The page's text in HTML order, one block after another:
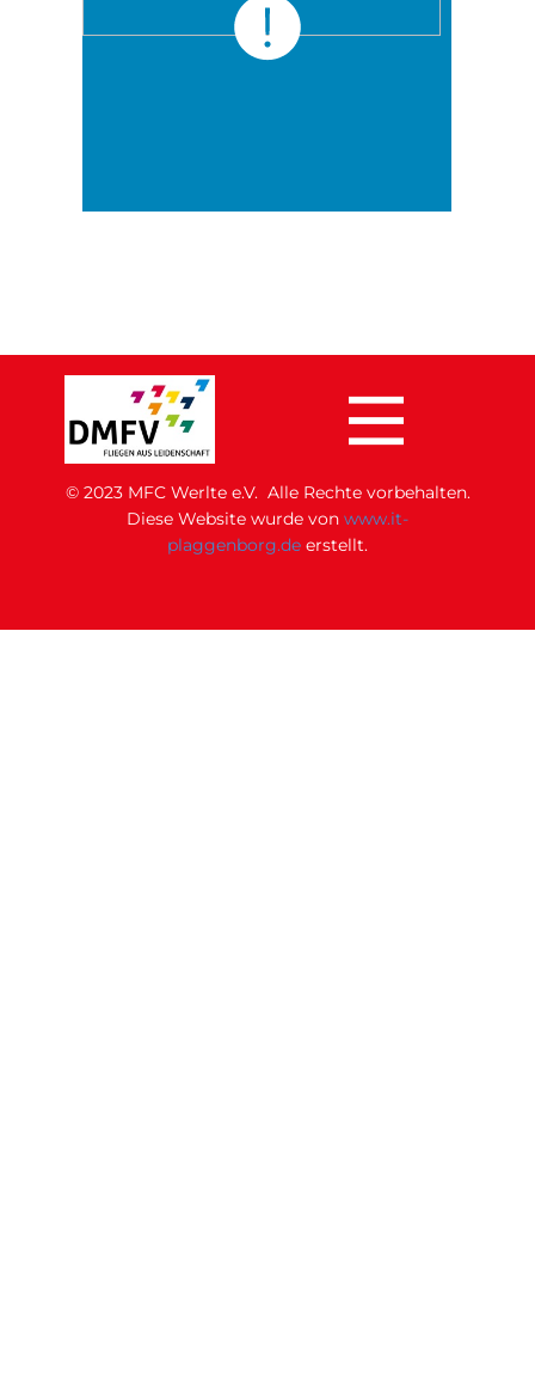
© 2023 MFC Werlte e.V. Alle Rechte vorbehalten.
Di​ese Website wurde von www.it-
plaggenborg.de erstellt.